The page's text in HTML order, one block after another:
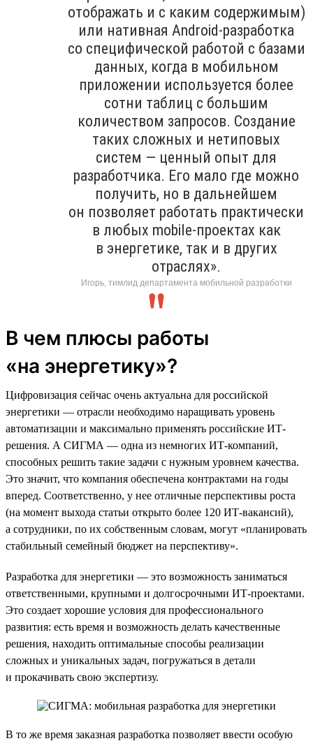
отображать и с каким содержимым)
или нативная Android-разработка
со специфической работой с базами
данных, когда в мобильном
приложении используется более
сотни таблиц с большим
количеством запросов. Создание
таких сложных и нетиповых
систем — ценный опыт для
разработчика. Его мало где можно
получить, но в дальнейшем
он позволяет работать практически
в любых mobile-проектах как
в энергетике, так и в других
отраслях».
Игорь, тимлид департамента мобильной разработки
В чем плюсы работы
«на энергетику»?
Цифровизация сейчас очень актуальна для российской
энергетики — отрасли необходимо наращивать уровень
автоматизации и максимально применять российские ИТ-
решения. А СИГМА — одна из немногих ИТ-компаний,
способных решить такие задачи с нужным уровнем качества.
Это значит, что компания обеспечена контрактами на годы
вперед. Соответственно, у нее отличные перспективы роста
(на момент выхода статьи открыто более 120 ИТ-вакансий),
а сотрудники, по их собственным словам, могут «планировать
стабильный семейный бюджет на перспективу».
Разработка для энергетики — это возможность заниматься
ответственными, крупными и долгосрочными ИТ-проектами.
Это создает хорошие условия для профессионального
развития: есть время и возможность делать качественные
решения, находить оптимальные способы реализации
сложных и уникальных задач, погружаться в детали
и прокачивать свою экспертизу.
В то же время заказная разработка позволяет ввести особую